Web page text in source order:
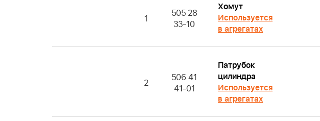
1
505 28
33-10
Хомут
Используется
в агрегатах
2
506 41
41-01
Патрубок
цилиндра
Используется
в агрегатах